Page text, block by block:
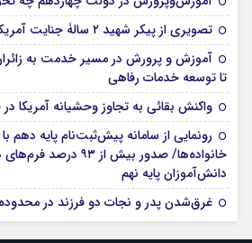
تصویری از پیکر شهید ۲ سالۀ جنایت آمریکا در قشم
آموزش و پرورش در مسیر خدمت به زائران
تا توسعه خدمات رفاهی
واکنش بقائی به تجاوز وحشیانه آمریکا
رونمایی از سامانه پیش‌ثبت‌نام پایه
خانواده‌ها/ صدور بیش از
دانش‌آموزان پایه نهم
غرق‌شدن پدر و نجات دو فرزند در